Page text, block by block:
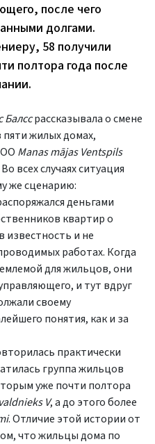
после чего
долгами.
58 получили
полтора года после
Балссрассказывала о смене
жилых домах,
Manas mājas Ventspils
всех случаях ситуация
же сценарию:
деньгами
квартир о
известность и не
работах. Когда
для жильцов, они
и тут вдруг
своему
понятия, как и за
практически
группа жильцов
уже почти полтора
V, а до этого более
. Отличие этой истории от
что жильцы дома по